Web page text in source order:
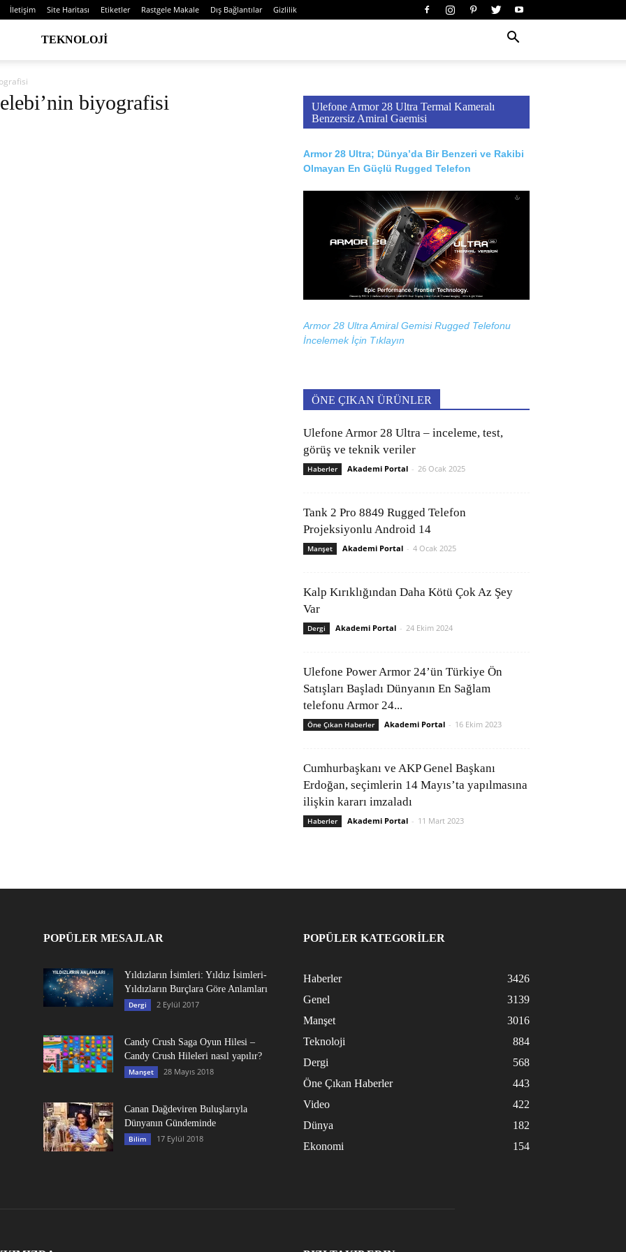
İletişim Site Haritası Etiketler Rastgele Makale Dış Bağlantılar Gizlilik
TEKNOLOJI
biyografisi
Ulefone Armor 28 Ultra Termal Kameralı
Benzersiz Amiral Gaemisi
Armor 28 Ultra; Dünya’da Bir Benzeri ve Rakibi
Olmayan En Güçlü Rugged Telefon
Armor 28 Ultra Amiral Gemisi Rugged Telefonu
İncelemek İçin Tıklayın
ÖNE ÇIKAN ÜRÜNLER
Ulefone Armor 28 Ultra – inceleme, test,
görüş ve teknik veriler
Haberler Akademi Portal - 26 Ocak 2025
Tank 2 Pro 8849 Rugged Telefon
Projeksiyonlu Android 14
Manşet Akademi Portal - 4 Ocak 2025
Kalp Kırıklığından Daha Kötü Çok Az Şey
Var
Dergi Akademi Portal - 24 Ekim 2024
Ulefone Power Armor 24’ün Türkiye Ön
Satışları Başladı Dünyanın En Sağlam
telefonu Armor 24...
Öne Çıkan Haberler Akademi Portal - 16 Ekim 2023
Cumhurbaşkanı ve AKP Genel Başkanı
Erdoğan, seçimlerin 14 Mayıs’ta yapılmasına
ilişkin kararı imzaladı
Haberler Akademi Portal - 11 Mart 2023
POPÜLER MESAJLAR
Yıldızların İsimleri: Yıldız İsimleri-
Yıldızların Burçlara Göre Anlamları
Dergi 2 Eylül 2017
Candy Crush Saga Oyun Hilesi –
Candy Crush Hileleri nasıl yapılır?
Manşet 28 Mayıs 2018
Canan Dağdeviren Buluşlarıyla
Dünyanın Gündeminde
Bilim 17 Eylül 2018
POPÜLER KATEGORİLER
Haberler
3426
Genel
3139
Manşet
3016
Teknoloji
884
Dergi
568
Öne Çıkan Haberler
443
Video
422
Dünya
182
Ekonomi
154